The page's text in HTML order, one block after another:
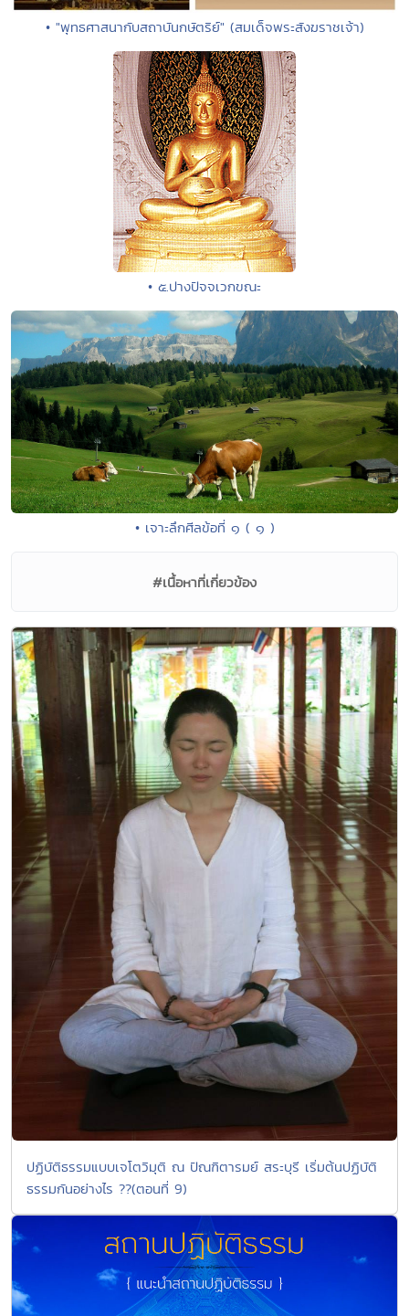
• "พุทธศาสนากับสถาบันกษัตริย์" (สมเด็จพระสังฆราชเจ้า)
• ๕.ปางปัจจเวกขณะ
• เจาะลึกศีลข้อที่ ๑ ( ๑ )
#เนื้อหาที่เกี่ยวข้อง
ปฏิบัติธรรมแบบเจโตวิมุติ ณ ปัณฑิตารมย์ สระบุรี เริ่มต้นปฏิบัติ
ธรรมกันอย่างไร ??(ตอนที่ 9)